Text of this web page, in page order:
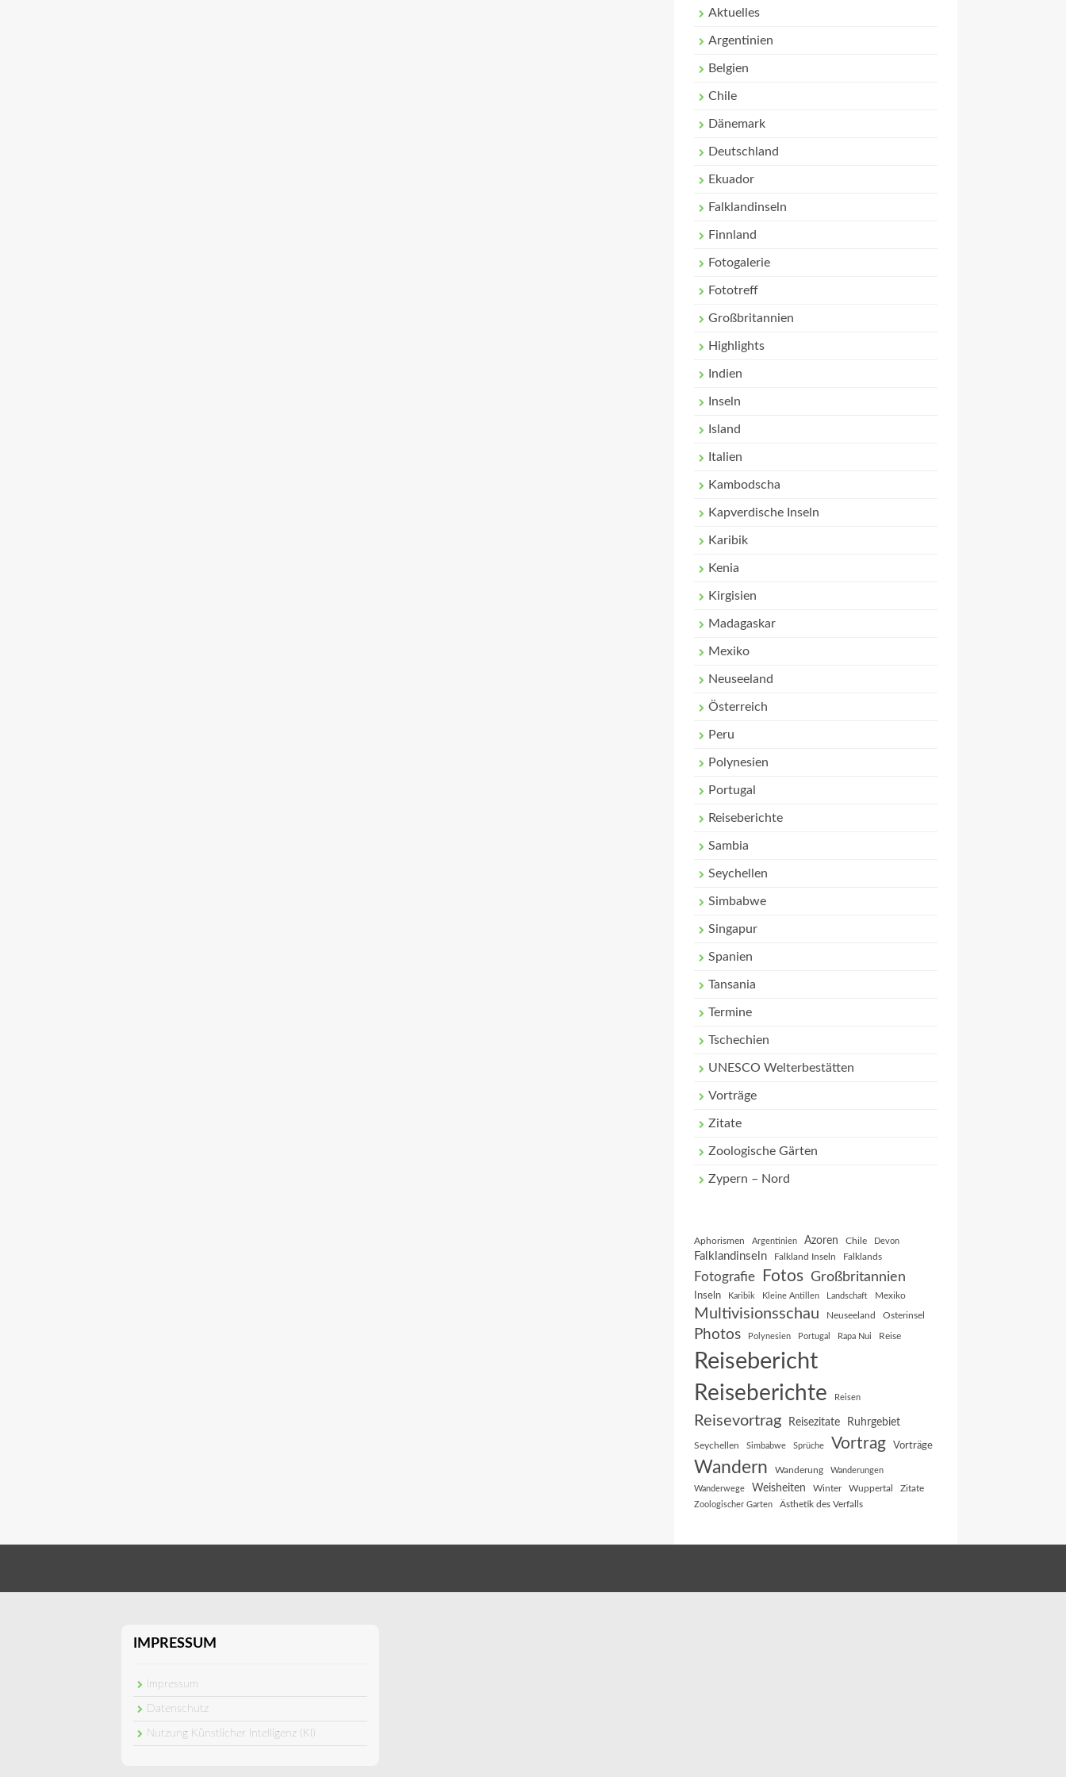
Aktuelles
Argentinien
Belgien
Chile
Dänemark
Deutschland
Ekuador
Falklandinseln
Finnland
Fotogalerie
Fototreff
Großbritannien
Highlights
Indien
Inseln
Island
Italien
Kambodscha
Kapverdische Inseln
Karibik
Kenia
Kirgisien
Madagaskar
Mexiko
Neuseeland
Österreich
Peru
Polynesien
Portugal
Reiseberichte
Sambia
Seychellen
Simbabwe
Singapur
Spanien
Tansania
Termine
Tschechien
UNESCO Welterbestätten
Vorträge
Zitate
Zoologische Gärten
Zypern – Nord
Aphorismen Argentinien Azoren Chile Devon
Falklandinseln Falkland Inseln Falklands
Fotografie Fotos Großbritannien
Inseln Karibik Kleine Antillen Landschaft Mexiko
Multivisionsschau Neuseeland Osterinsel
Photos Polynesien Portugal Rapa Nui Reise
Reisebericht
Reiseberichte Reisen
Reisevortrag Reisezitate Ruhrgebiet
Seychellen Simbabwe Sprüche Vortrag Vorträge
Wandern Wanderung Wanderungen
Wanderwege Weisheiten Winter Wuppertal Zitate
Zoologischer Garten Ästhetik des Verfalls
IMPRESSUM
Impressum
Datenschutz
Nutzung Künstlicher Intelligenz (KI)